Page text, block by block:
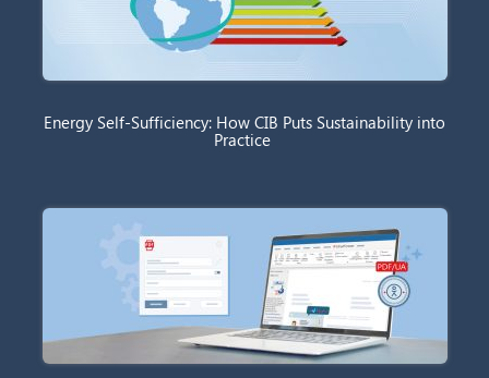
Energy Self-Sufficiency: How CIB Puts Sustainability into
Practice